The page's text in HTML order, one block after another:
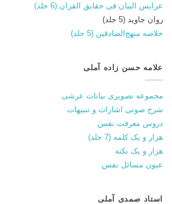
عرایس البیان فی حقایق القران (6 جلد)
روان جاوید (5 جلد)
خلاصه منهج‌الصادقین (5 جلد)
علامه حسن زاده آملی
مجموعه تصویری بیانات عرشی
شرح صوتی اشارات و تنبیهات
دروس معرفت نفس
هزار و یک کلمه (7 جلد)
هزار و یک نکته
عیون مسائل نفس
استاد صمدی آملی